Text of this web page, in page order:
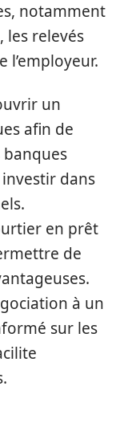
notamment
les relevés
l’employeur.
un
afin de
dans
en prêt
de
à un
sur les